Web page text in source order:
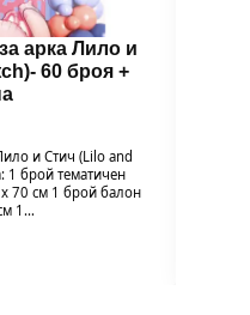
арка Лило и
60 броя +
и Стич (Lilo and
1 брой тематичен
70 см 1 брой балон
1…